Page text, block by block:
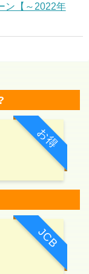
ン【～2022年
お得
JCB